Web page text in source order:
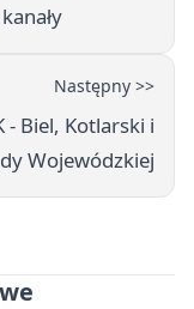
Następny >>
Biel, Kotlarski i
Wojewódzkiej